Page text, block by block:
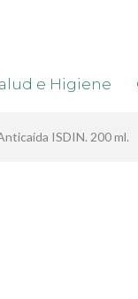
e Higiene
ISDIN. 200 ml.